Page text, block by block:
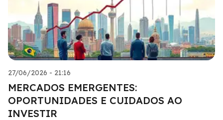
27/06/2026 - 21:16
MERCADOS EMERGENTES:
OPORTUNIDADES E CUIDADOS AO
INVESTIR